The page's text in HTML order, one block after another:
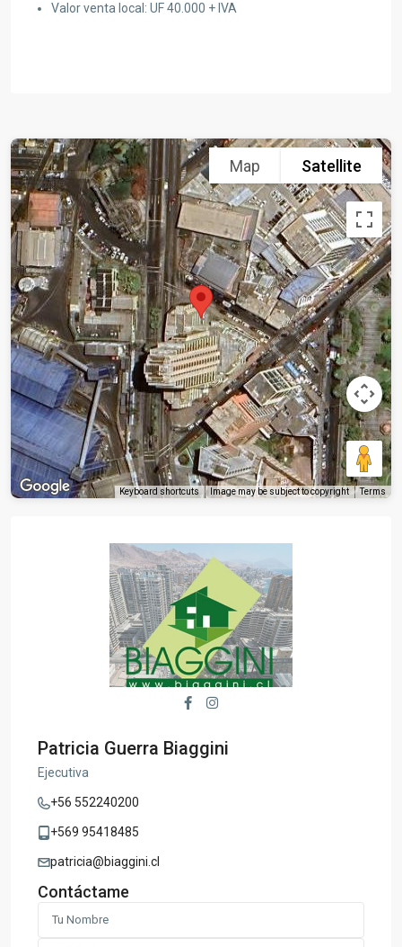
Valor venta local: UF 40.000 + IVA
Map Satellite
Keyboard shortcuts Image may be subject to copyright Terms
Patricia Guerra Biaggini
Ejecutiva
+56 552240200
+569 95418485
patricia@biaggini.cl
Contáctame